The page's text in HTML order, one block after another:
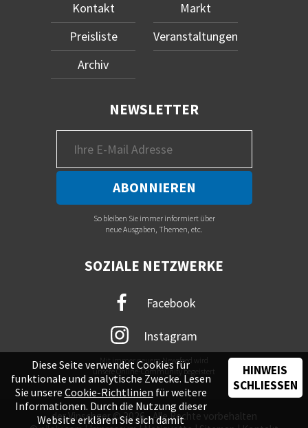
Kontakt
Preisliste
Archiv
Markt
Veranstaltungen
NEWSLETTER
So bleiben Sie immer informiert über
neue Ausgaben, Themen, etc.
SOZIALE NETZWERKE
Facebook
Instagram
Mit immer neuem Newsfeed wird
unsere Online-Community begeistert
der Vinschger © 2026 - Alle Rechte vorbehalten
Diese Seite verwendet Cookies für
funktionale und analytische Zwecke. Lesen
Sie unsere Cookie-Richtlinien für weitere
Informationen. Durch die Nutzung dieser
Website erklären Sie sich damit
HINWEIS
SCHLIESSEN